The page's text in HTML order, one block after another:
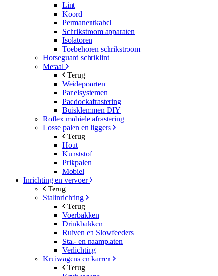
Lint
Koord
Permanentkabel
Schrikstroom apparaten
Isolatoren
Toebehoren schrikstroom
Horseguard schriklint
Metaal
Terug
Weidepoorten
Panelsystemen
Paddockafrastering
Buisklemmen DIY
Roflex mobiele afrastering
Losse palen en liggers
Terug
Hout
Kunststof
Prikpalen
Mobiel
Inrichting en vervoer
Terug
Stalinrichting
Terug
Voerbakken
Drinkbakken
Ruiven en Slowfeeders
Stal- en naamplaten
Verlichting
Kruiwagens en karren
Terug